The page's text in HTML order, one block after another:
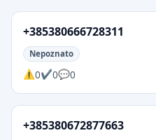
+385380666728311
Nepoznato
0 0 0
+385380672877663